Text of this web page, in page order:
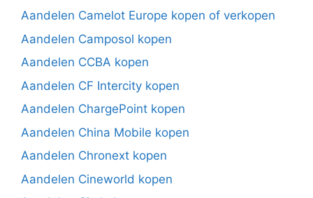
Aandelen Camelot Europe kopen of verkopen
Aandelen Camposol kopen
Aandelen CCBA kopen
Aandelen CF Intercity kopen
Aandelen ChargePoint kopen
Aandelen China Mobile kopen
Aandelen Chronext kopen
Aandelen Cineworld kopen